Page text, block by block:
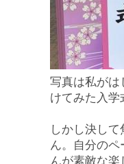
写真は私がは
けてみた入学
しかし決し
ん。自分の
んが素敵な